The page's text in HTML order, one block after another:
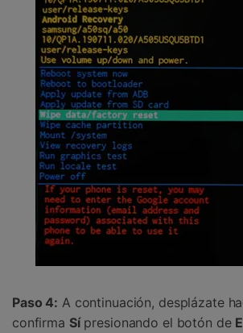
Paso 4: A continuación, desplázate
confirma Sípresionando el botón de